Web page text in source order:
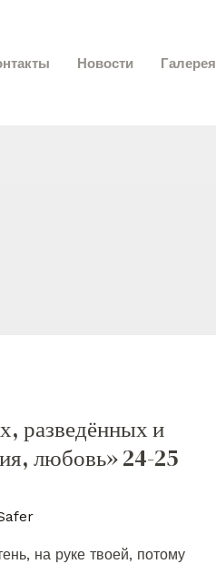
Новости Галерея
разведённых и
любовь» 24-25
на руке твоей, потому